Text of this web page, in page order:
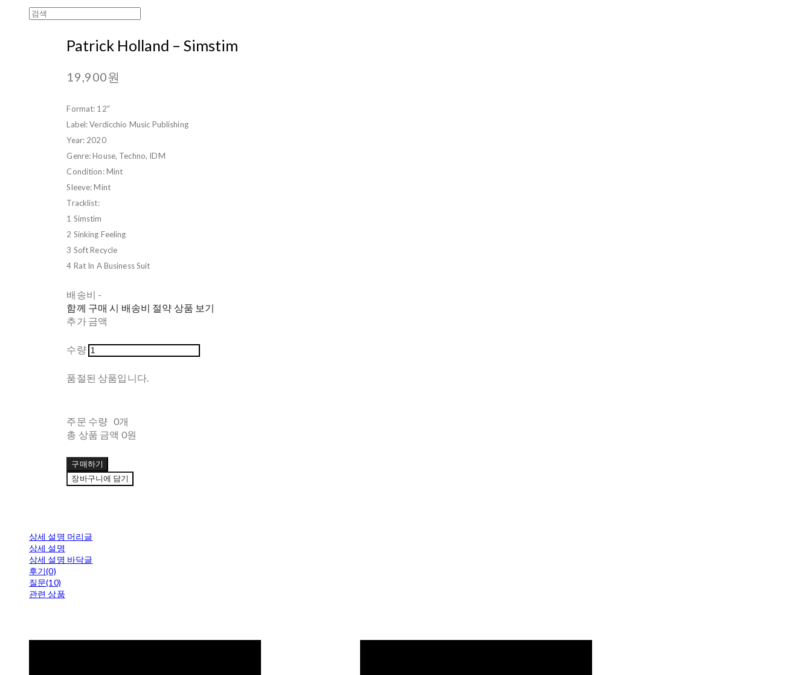
Patrick Holland ‎– Simstim
19,900원
Format: 12"
Label: Verdicchio Music Publishing
Year: 2020
Genre: House, Techno, IDM
Condition: Mint
Sleeve: Mint
Tracklist:
1 Simstim
2 Sinking Feeling
3 Soft Recycle
4 Rat In A Business Suit
배송비 -
함께 구매 시 배송비 절약 상품 보기
추가 금액
수량
품절된 상품입니다.
주문 수량 0개
총 상품 금액 0원
구매하기
장바구니에 담기
상세 설명 머리글
상세 설명
상세 설명 바닥글
후기(0)
질문(10)
관련 상품